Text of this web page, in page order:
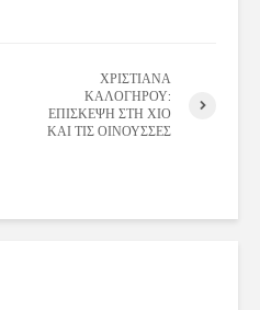
ΧΡΙΣΤΙΑΝΑ
ΚΑΛΟΓΗΡΟΥ:
ΕΠΙΣΚΕΨΗ ΣΤΗ ΧΙΟ
ΚΑΙ ΤΙΣ ΟΙΝΟΥΣΣΕΣ